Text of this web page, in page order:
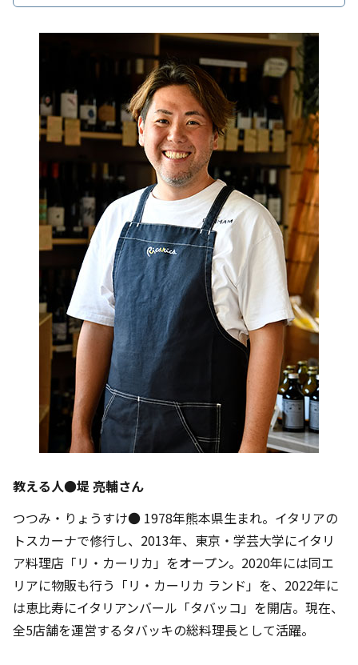
教える人●堤 亮輔さん
つつみ・りょうすけ● 1978年熊本県生まれ。イタリアの
トスカーナで修行し、2013年、東京・学芸大学にイタリ
ア料理店「リ・カーリカ」をオープン。2020年には同エ
リアに物販も行う「リ・カーリカ ランド」を、2022年に
は恵比寿にイタリアンバール「タバッコ」を開店。現在、
全5店舗を運営するタバッキの総料理長として活躍。